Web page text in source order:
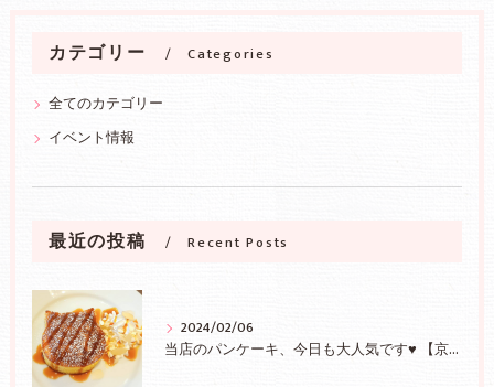
カテゴリー Categories
全てのカテゴリー
イベント情報
最近の投稿 Recent Posts
2024/02/06
当店のパンケーキ、今日も大人気です♥ 【京都/二条】